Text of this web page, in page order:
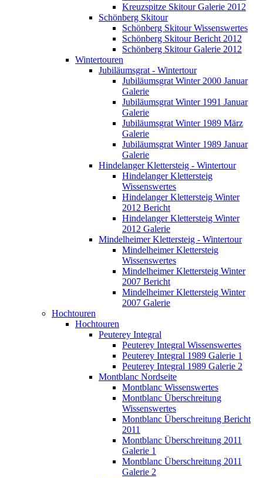
Kreuzspitze Skitour Galerie 2012
Schönberg Skitour
Schönberg Skitour Wissenswertes
Schönberg Skitour Bericht 2012
Schönberg Skitour Galerie 2012
Wintertouren
Jubiläumsgrat - Wintertour
Jubiläumsgrat Winter 2000 Januar
Galerie
Jubiläumsgrat Winter 1991 Januar
Galerie
Jubiläumsgrat Winter 1989 März
Galerie
Jubiläumsgrat Winter 1989 Januar
Galerie
Hindelanger Klettersteig - Wintertour
Hindelanger Klettersteig
Wissenswertes
Hindelanger Klettersteig Winter
2012 Bericht
Hindelanger Klettersteig Winter
2012 Galerie
Mindelheimer Klettersteig - Wintertour
Mindelheimer Klettersteig
Wissenswertes
Mindelheimer Klettersteig Winter
2007 Bericht
Mindelheimer Klettersteig Winter
2007 Galerie
Hochtouren
Hochtouren
Peuterey Integral
Peuterey Integral Wissenswertes
Peuterey Integral 1989 Galerie 1
Peuterey Integral 1989 Galerie 2
Montblanc Nordseite
Montblanc Wissenswertes
Montblanc Überschreitung
Wissenswertes
Montblanc Überschreitung Bericht
2011
Montblanc Überschreitung 2011
Galerie 1
Montblanc Überschreitung 2011
Galerie 2